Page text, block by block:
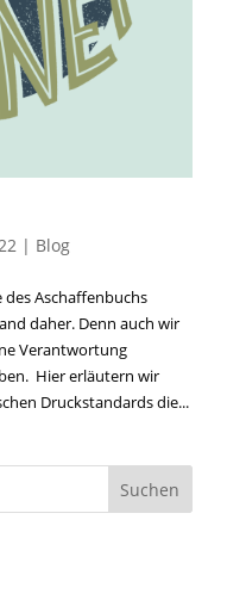
| Blog
des Aschaffenbuchs
daher. Denn auch wir
Verantwortung
Hier erläutern wir
Druckstandards die...